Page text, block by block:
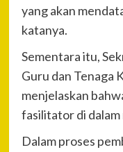
yang akan
katanya.
Sementara itu,
Guru dan Tenaga
menjelaskan
fasilitator di
Dalam proses